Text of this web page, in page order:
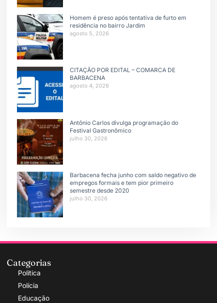
Homem é preso após tentativa de furto em
residência no bairro Jardim
agosto 5, 2026
CITAÇÃO POR EDITAL – COMARCA DE
BARBACENA
agosto 4, 2026
Antônio Carlos divulga programação do
Festival Gastronômico
julho 30, 2026
Barbacena fecha junho com saldo negativo de
empregos formais e tem pior primeiro
semestre desde 2020
julho 30, 2026
Categorias
Politica
Polícia
Educação